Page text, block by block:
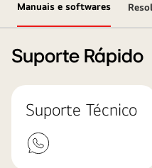
Manuais e softwares
Suporte Rápido
Suporte Técnico